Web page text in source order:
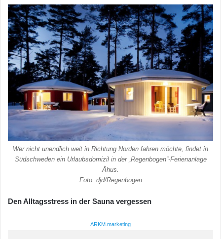
Wer nicht unendlich weit in Richtung Norden fahren möchte, findet in
Südschweden ein Urlaubsdomizil in der „Regenbogen“-Ferienanlage
Åhus.
Foto: djd/Regenbogen
Den Alltagsstress in der Sauna vergessen
ARKM.marketing